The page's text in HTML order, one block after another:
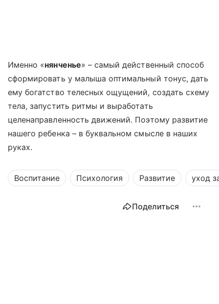
Именно «нянченье» – самый действенный способ
сформировать у малыша оптимальный тонус, дать
ему богатство телесных ощущений, создать схему
тела, запустить ритмы и выработать
целенаправленность движений. Поэтому развитие
нашего ребенка – в буквальном смысле в наших
руках.
Воспитание Психология Развитие уход
Поделиться